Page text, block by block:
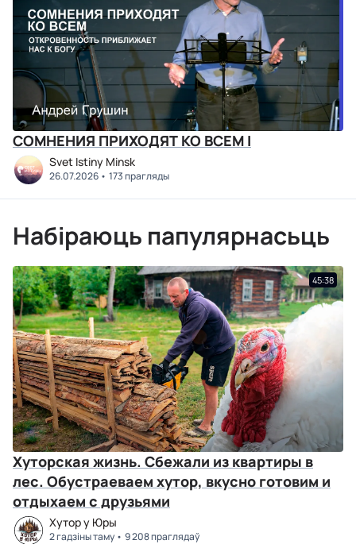
СОМНЕНИЯ ПРИХОДЯТ КО ВСЕМ I
Svet Istiny Minsk
26.07.2026 173 прагляды
Набіраюць папулярнасьць
45:38
Хуторская жизнь. Сбежали из квартиры в
лес. Обустраеваем хутор, вкусно готовим и
отдыхаем с друзьями
Хутор у Юры
2 гадзіны таму 9 208 праглядаў